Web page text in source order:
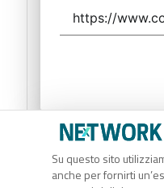
Su questo sito
anche per fornirti
Codice
Clicca sul pulsante
RSS link